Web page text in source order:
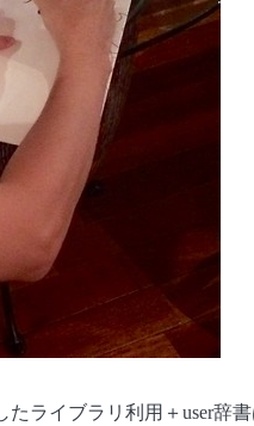
たライブラリ利用＋user辞